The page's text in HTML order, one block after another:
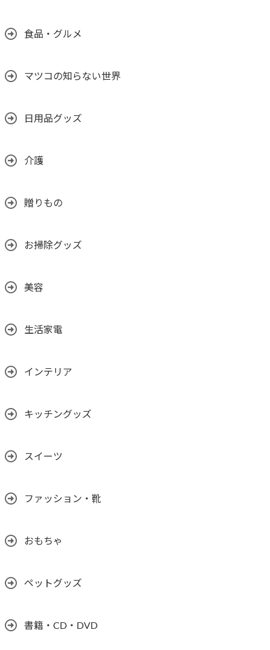
食品・グルメ
マツコの知らない世界
日用品グッズ
介護
贈りもの
お掃除グッズ
美容
生活家電
インテリア
キッチングッズ
スイーツ
ファッション・靴
おもちゃ
ペットグッズ
書籍・CD・DVD